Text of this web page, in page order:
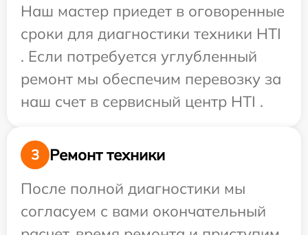
Наш мастер приедет в оговоренные
сроки для диагностики техники HTI
. Если потребуется углубленный
ремонт мы обеспечим перевозку за
наш счет в сервисный центр HTI .
3
Ремонт техники
После полной диагностики мы
согласуем с вами окончательный